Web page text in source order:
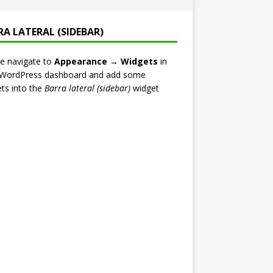
LATERAL (SIDEBAR)
navigate to Appearance → Widgets in
dashboard and add some
into the Barra lateral (sidebar)widget